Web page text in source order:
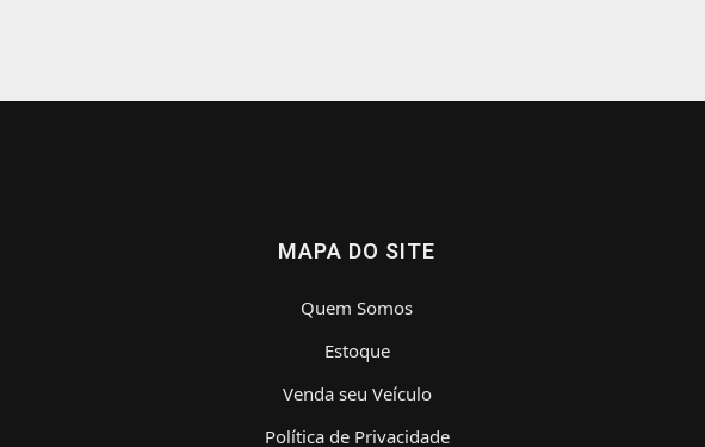
MAPA DO SITE
Quem Somos
Estoque
Venda seu Veículo
Política de Privacidade